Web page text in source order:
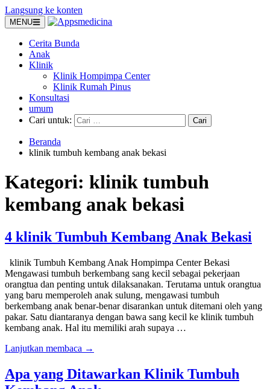
Langsung ke konten
MENU
Cerita Bunda
Anak
Klinik
Klinik Hompimpa Center
Klinik Rumah Pinus
Konsultasi
umum
Cari untuk:
Beranda
klinik tumbuh kembang anak bekasi
Kategori: klinik tumbuh
kembang anak bekasi
4 klinik Tumbuh Kembang Anak Bekasi
klinik Tumbuh Kembang Anak Hompimpa Center Bekasi
Mengawasi tumbuh berkembang sang kecil sebagai pekerjaan
orangtua dan penting untuk dilaksanakan. Terutama untuk orangtua
yang baru memperoleh anak sulung, mengawasi tumbuh
berkembang anak benar-benar disarankan untuk ditemani oleh yang
pakar. Satu diantaranya dengan bawa sang kecil ke klinik tumbuh
kembang anak. Hal itu memiliki arah supaya …
Lanjutkan membaca →
Apa yang Ditawarkan Klinik Tumbuh